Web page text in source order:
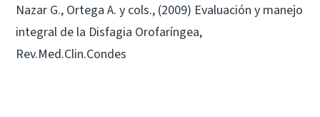
Nazar G., Ortega A. y cols., (2009) Evaluación y manejo
integral de la Disfagia Orofaríngea,
Rev.Med.Clin.Condes